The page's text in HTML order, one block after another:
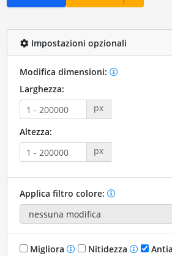
Impostazioni opzionali
Modifica dimensioni:
Larghezza:
px
Altezza:
px
Applica filtro colore:
Migliora Nitidezza